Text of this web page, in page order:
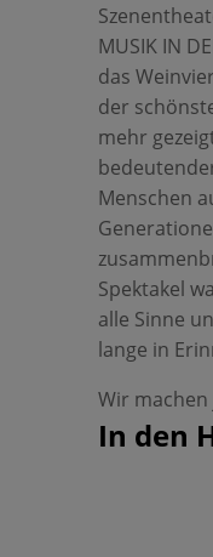
MUSIK IN
das
der
mehr
Menschen
Spektakel
alle Sinne
lange in
Wir machen
In den